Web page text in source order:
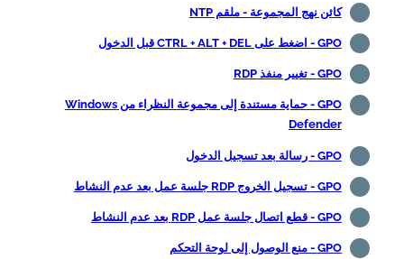
كائن نهج المجموعة - ملقم NTP
GPO - اضغط على CTRL + ALT + DEL قبل الدخول
GPO - تغيير منفذ RDP
GPO - حماية مستندة إلى مجموعة النظراء من Windows
Defender
GPO - رسالة بعد تسجيل الدخول
GPO - تسجيل الخروج RDP جلسة عمل بعد عدم النشاط
GPO - قطع اتصال جلسة عمل RDP بعد عدم النشاط
GPO - منع الوصول إلى لوحة التحكم